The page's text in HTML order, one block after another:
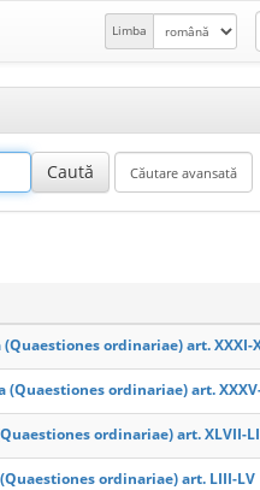
Limba
ordinariae) art. XXXI-
(Quaestiones ordinariae) art.
ordinariae) art. XLVII-
ordinariae) art. LIII-LV